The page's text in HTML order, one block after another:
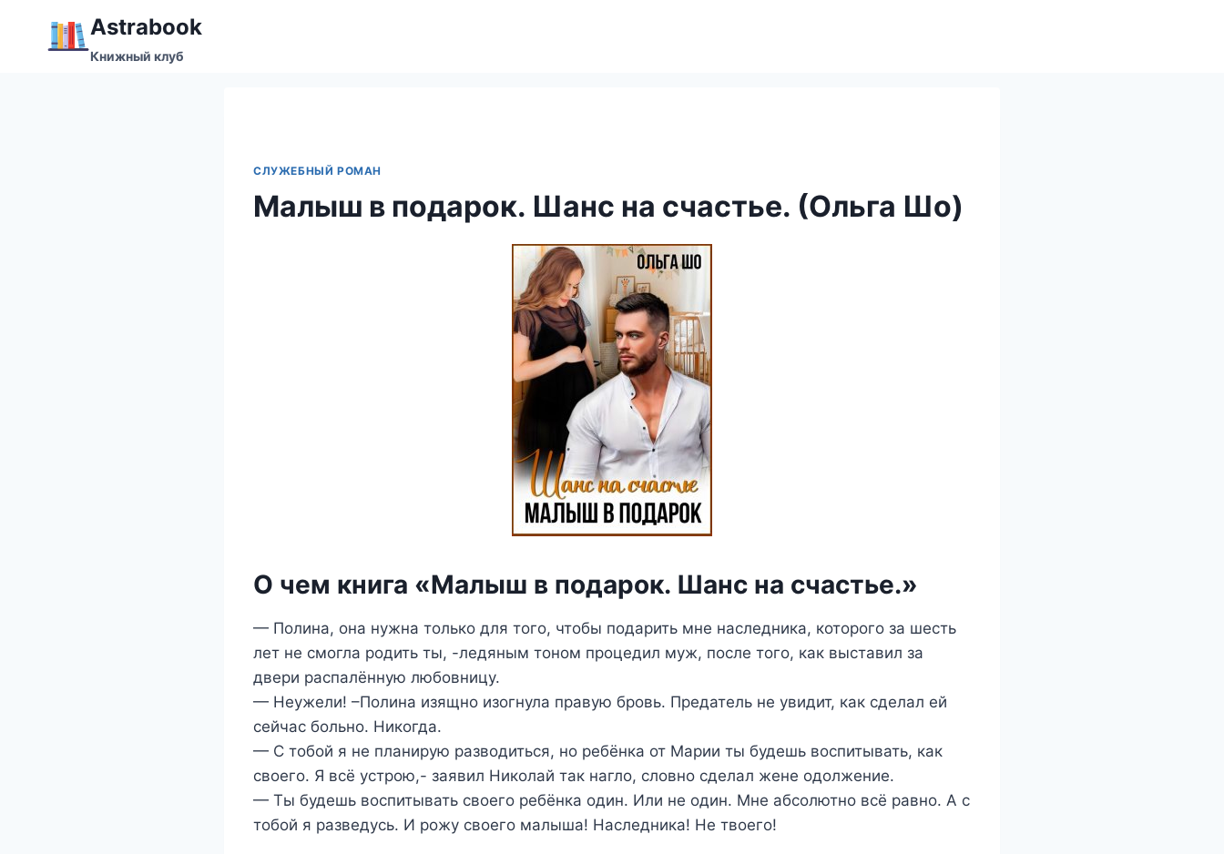
содержимому
Аstrabook
Книжный клуб
СЛУЖЕБНЫЙ РОМАН
Малыш в подарок. Шанс на счастье. (Ольга Шо)
О чем книга «Малыш в подарок. Шанс на счастье.»
— Полина, она нужна только для того, чтобы подарить мне наследника, которого за шесть
лет не смогла родить ты, -ледяным тоном процедил муж, после того, как выставил за
двери распалённую любовницу.
— Неужели! –Полина изящно изогнула правую бровь. Предатель не увидит, как сделал ей
сейчас больно. Никогда.
— С тобой я не планирую разводиться, но ребёнка от Марии ты будешь воспитывать, как
своего. Я всё устрою,- заявил Николай так нагло, словно сделал жене одолжение.
— Ты будешь воспитывать своего ребёнка один. Или не один. Мне абсолютно всё равно. А с
тобой я разведусь. И рожу своего малыша! Наследника! Не твоего!